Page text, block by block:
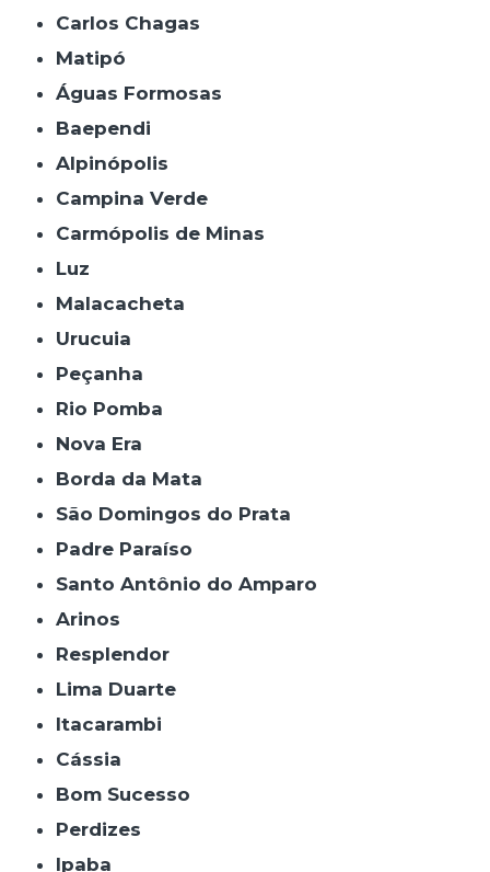
Carlos Chagas
Matipó
Águas Formosas
Baependi
Alpinópolis
Campina Verde
Carmópolis de Minas
Luz
Malacacheta
Urucuia
Peçanha
Rio Pomba
Nova Era
Borda da Mata
São Domingos do Prata
Padre Paraíso
Santo Antônio do Amparo
Arinos
Resplendor
Lima Duarte
Itacarambi
Cássia
Bom Sucesso
Perdizes
Ipaba